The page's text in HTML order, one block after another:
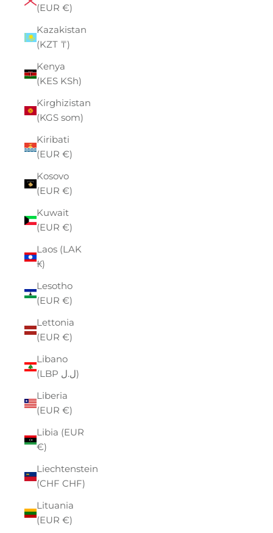
(EUR €)
Kazakistan
(KZT ₸)
Kenya
(KES KSh)
Kirghizistan
(KGS som)
Kiribati
(EUR €)
Kosovo
(EUR €)
Kuwait
(EUR €)
Laos (LAK
₭)
Lesotho
(EUR €)
Lettonia
(EUR €)
Libano
(LBP ل.ل)
Liberia
(EUR €)
Libia (EUR
€)
Liechtenstein
(CHF CHF)
Lituania
(EUR €)